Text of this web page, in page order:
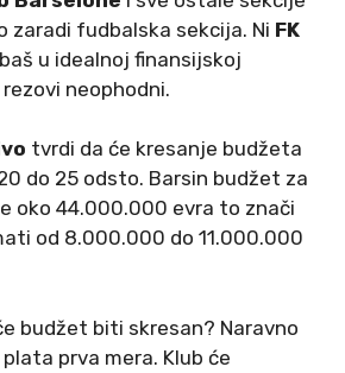
zaradi fudbalska sekcija. Ni FK
u idealnoj finansijskoj
neophodni.
tvrdi da će kresanje budžeta
do 25 odsto. Barsin budžet za
oko 44.000.000 evra to znači
od 8.000.000 do 11.000.000
budžet biti skresan? Naravno
prva mera. Klub će